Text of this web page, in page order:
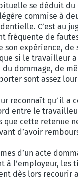
se déduit
commise à
C’est au
fréquente de
son expérience, de
si le travailleur a
du dommage, de
sont assez
reconnaît qu’il a
entre le
que cette retenue
d’avoir
d’un acte
à l’employeur,
dès lors recourir